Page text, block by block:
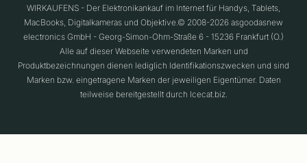
WIRKAUFENS - Der Elektronikankauf im Internet für Handys, Tablets,
MacBooks, Digitalkameras und Objektive.© 2008-2026 asgoodasnew
electronics GmbH - Georg-Simon-Ohm-Straße 6 - 15236 Frankfurt (O.)
Alle auf dieser Webseite verwendeten Marken und
Produktbezeichnungen dienen lediglich Identifikationszwecken und sind
Marken bzw. eingetragene Marken der jeweiligen Eigentümer. Daten
teilweise bereitgestellt durch Icecat.biz.